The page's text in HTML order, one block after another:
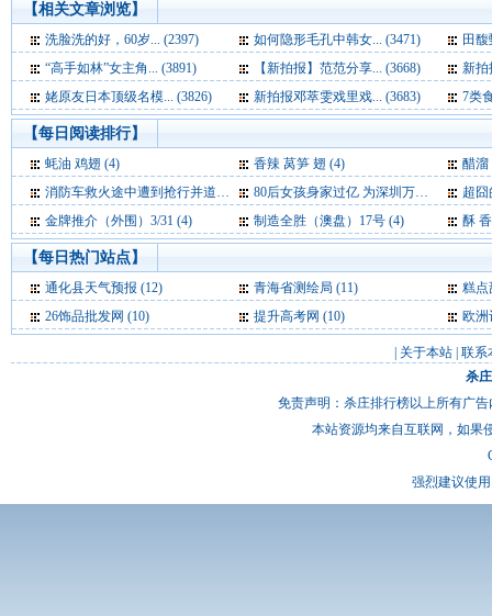
【相关文章浏览】
洗脸洗的好，60岁... (2397) 如何隐形毛孔中韩女... (3471)
田
“高手如林”女主角... (3891)
【新拍报】范范分享... (3668)
新拍
姥原友日本顶级名模... (3826)
新拍报邓萃雯戏里戏... (3683) 7类
【每日阅读排行】
蚝油 鸡翅 (4) 香辣 莴笋 翅 (4)
醋溜
消防车救火途中遭到抢行并道 网友大呼“震惊” (4)
80后女孩身家过亿 为深圳万润科技“三当家” (4)
超囧
金牌推介（外围）3/31 (4)
制造全胜（澳盘）17号 (4) 酥
【每日热门站点】
通化县天气预报 (12) 青海省测绘局 (11)
糕点
26饰品批发网 (10) 提升高考网 (10) 欧洲
关于本站 联系
杀
免责声明：杀庄排行榜以上所有广
本站资源均来自互联网，如果
强烈建议使